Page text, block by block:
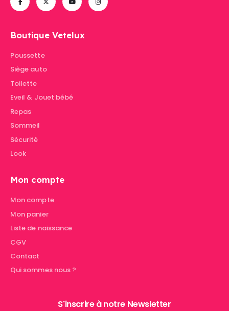
Boutique Vetelux
Poussette
Siège auto
Toilette
Eveil & Jouet bébé
Repas
Sommeil
Sécurité
Look
Mon compte
Mon compte
Mon panier
Liste de naissance
CGV
Contact
Qui sommes nous ?
S'inscrire à notre Newsletter